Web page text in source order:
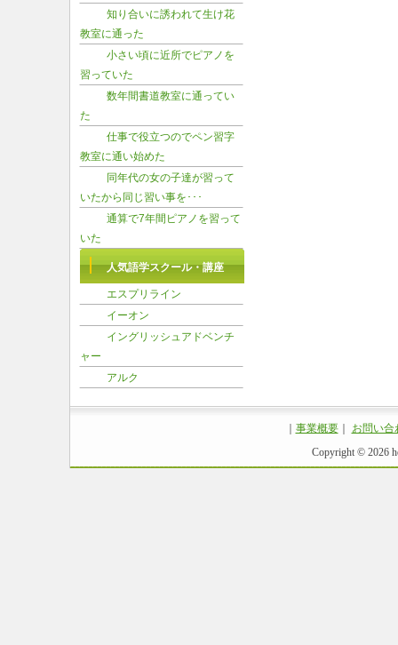
知り合いに誘われて生け花
教室に通った
小さい頃に近所でピアノを
習っていた
数年間書道教室に通ってい
た
仕事で役立つのでペン習字
教室に通い始めた
同年代の女の子達が習って
いたから同じ習い事を･･･
通算で7年間ピアノを習って
いた
人気語学スクール・講座
エスプリライン
イーオン
イングリッシュアドベンチ
ャー
アルク
事業概要｜
お問い合
Copyright © 2026